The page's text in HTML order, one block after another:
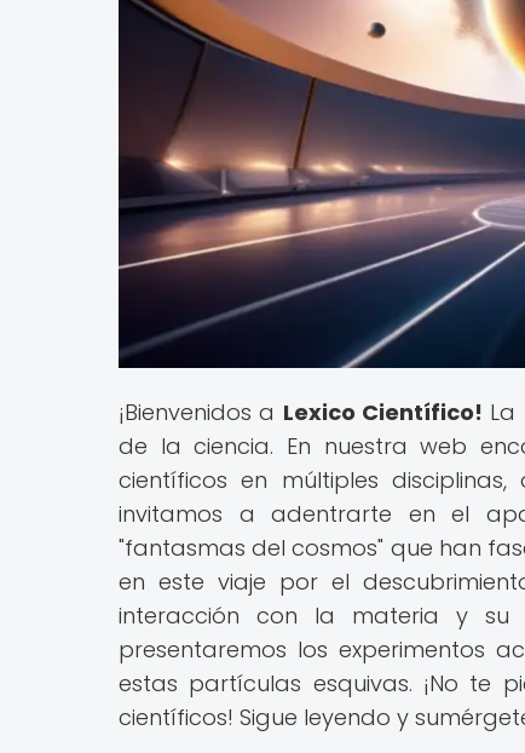
¡Bienvenidos a Lexico Científico!
de la ciencia. En nuestra web
científicos en múltiples
invitamos a adentrarte en el
"fantasmas del cosmos" que han
en este viaje por el
interacción con la materia y su
presentaremos los experimentos
estas partículas esquivas. ¡No te
científicos! Sigue leyendo y